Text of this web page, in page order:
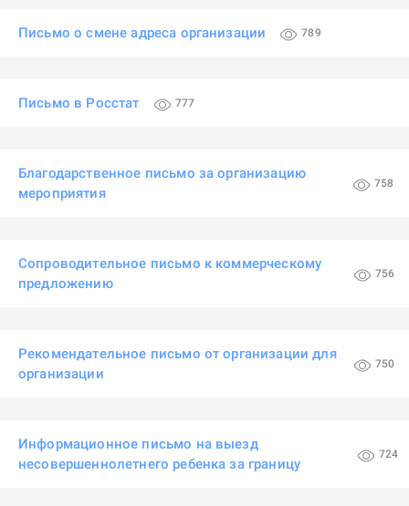
Письмо о смене адреса организации 789
Письмо в Росстат 777
Благодарственное письмо за организацию
мероприятия
758
Сопроводительное письмо к коммерческому
предложению
756
Рекомендательное письмо от организации для
организации
750
Информационное письмо на выезд
несовершеннолетнего ребенка за границу
724